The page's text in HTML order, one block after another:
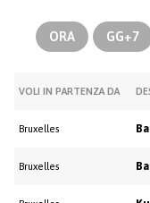
ORA GG+7
VOLI IN PARTENZA DA
Bruxelles
Bruxelles